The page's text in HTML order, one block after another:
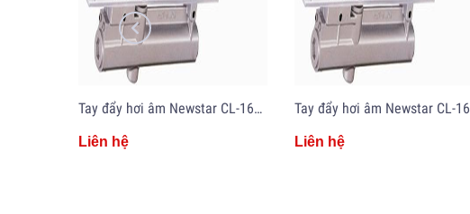
Tay đẩy hơi âm Newstar CL-164L/R - Made in Japan
Liên hệ Liên hệ